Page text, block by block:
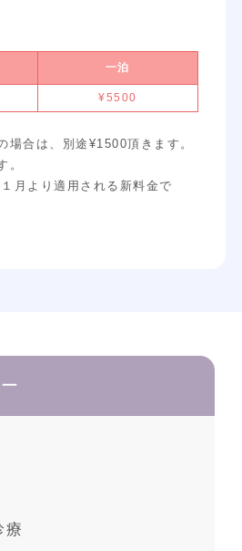
一泊
¥5500
場合は、別途¥1500頂きます。
。
月より適用される新料金で
療